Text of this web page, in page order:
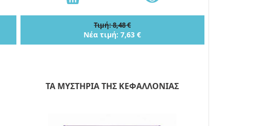
Τιμή: 8,48 €
Νέα τιμή: 7,63 €
ΤΑ ΜΥΣΤΗΡΙΑ ΤΗΣ ΚΕΦΑΛΛΟΝΙΑΣ